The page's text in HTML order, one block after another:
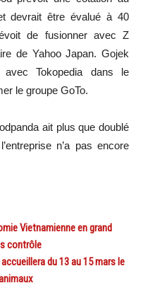
devrait être évalué à 40
de fusionner avec Z
de Yahoo Japan. Gojek
avec Tokopedia dans le
le groupe GoTo.
ait plus que doublé
n’a pas encore
Vietnamienne en grand
contrôle
du 13 au 15 mars le